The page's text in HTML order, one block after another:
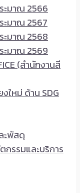
ะมาณ 2566
ะมาณ 2567
ะมาณ 2568
ะมาณ 2569
(สำนักงานสี
ใหม่ ด้าน SDG
ะพัสดุ
กรรมและบริการ